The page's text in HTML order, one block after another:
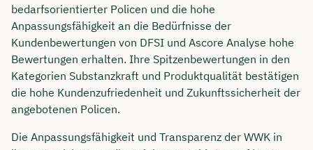
bedarfsorientierter Policen und die hohe
Anpassungsfähigkeit an die Bedürfnisse der
Kundenbewertungen von DFSI und Ascore Analyse hohe
Bewertungen erhalten. Ihre Spitzenbewertungen in den
Kategorien Substanzkraft und Produktqualität bestätigen
die hohe Kundenzufriedenheit und Zukunftssicherheit der
angebotenen Policen.
Die Anpassungsfähigkeit und Transparenz der WWK in